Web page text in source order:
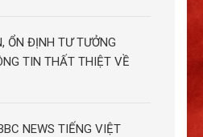
ỔN ĐỊNH TƯ TƯỞNG
TIN THẤT THIỆT VỀ
NEWS TIẾNG VIỆT